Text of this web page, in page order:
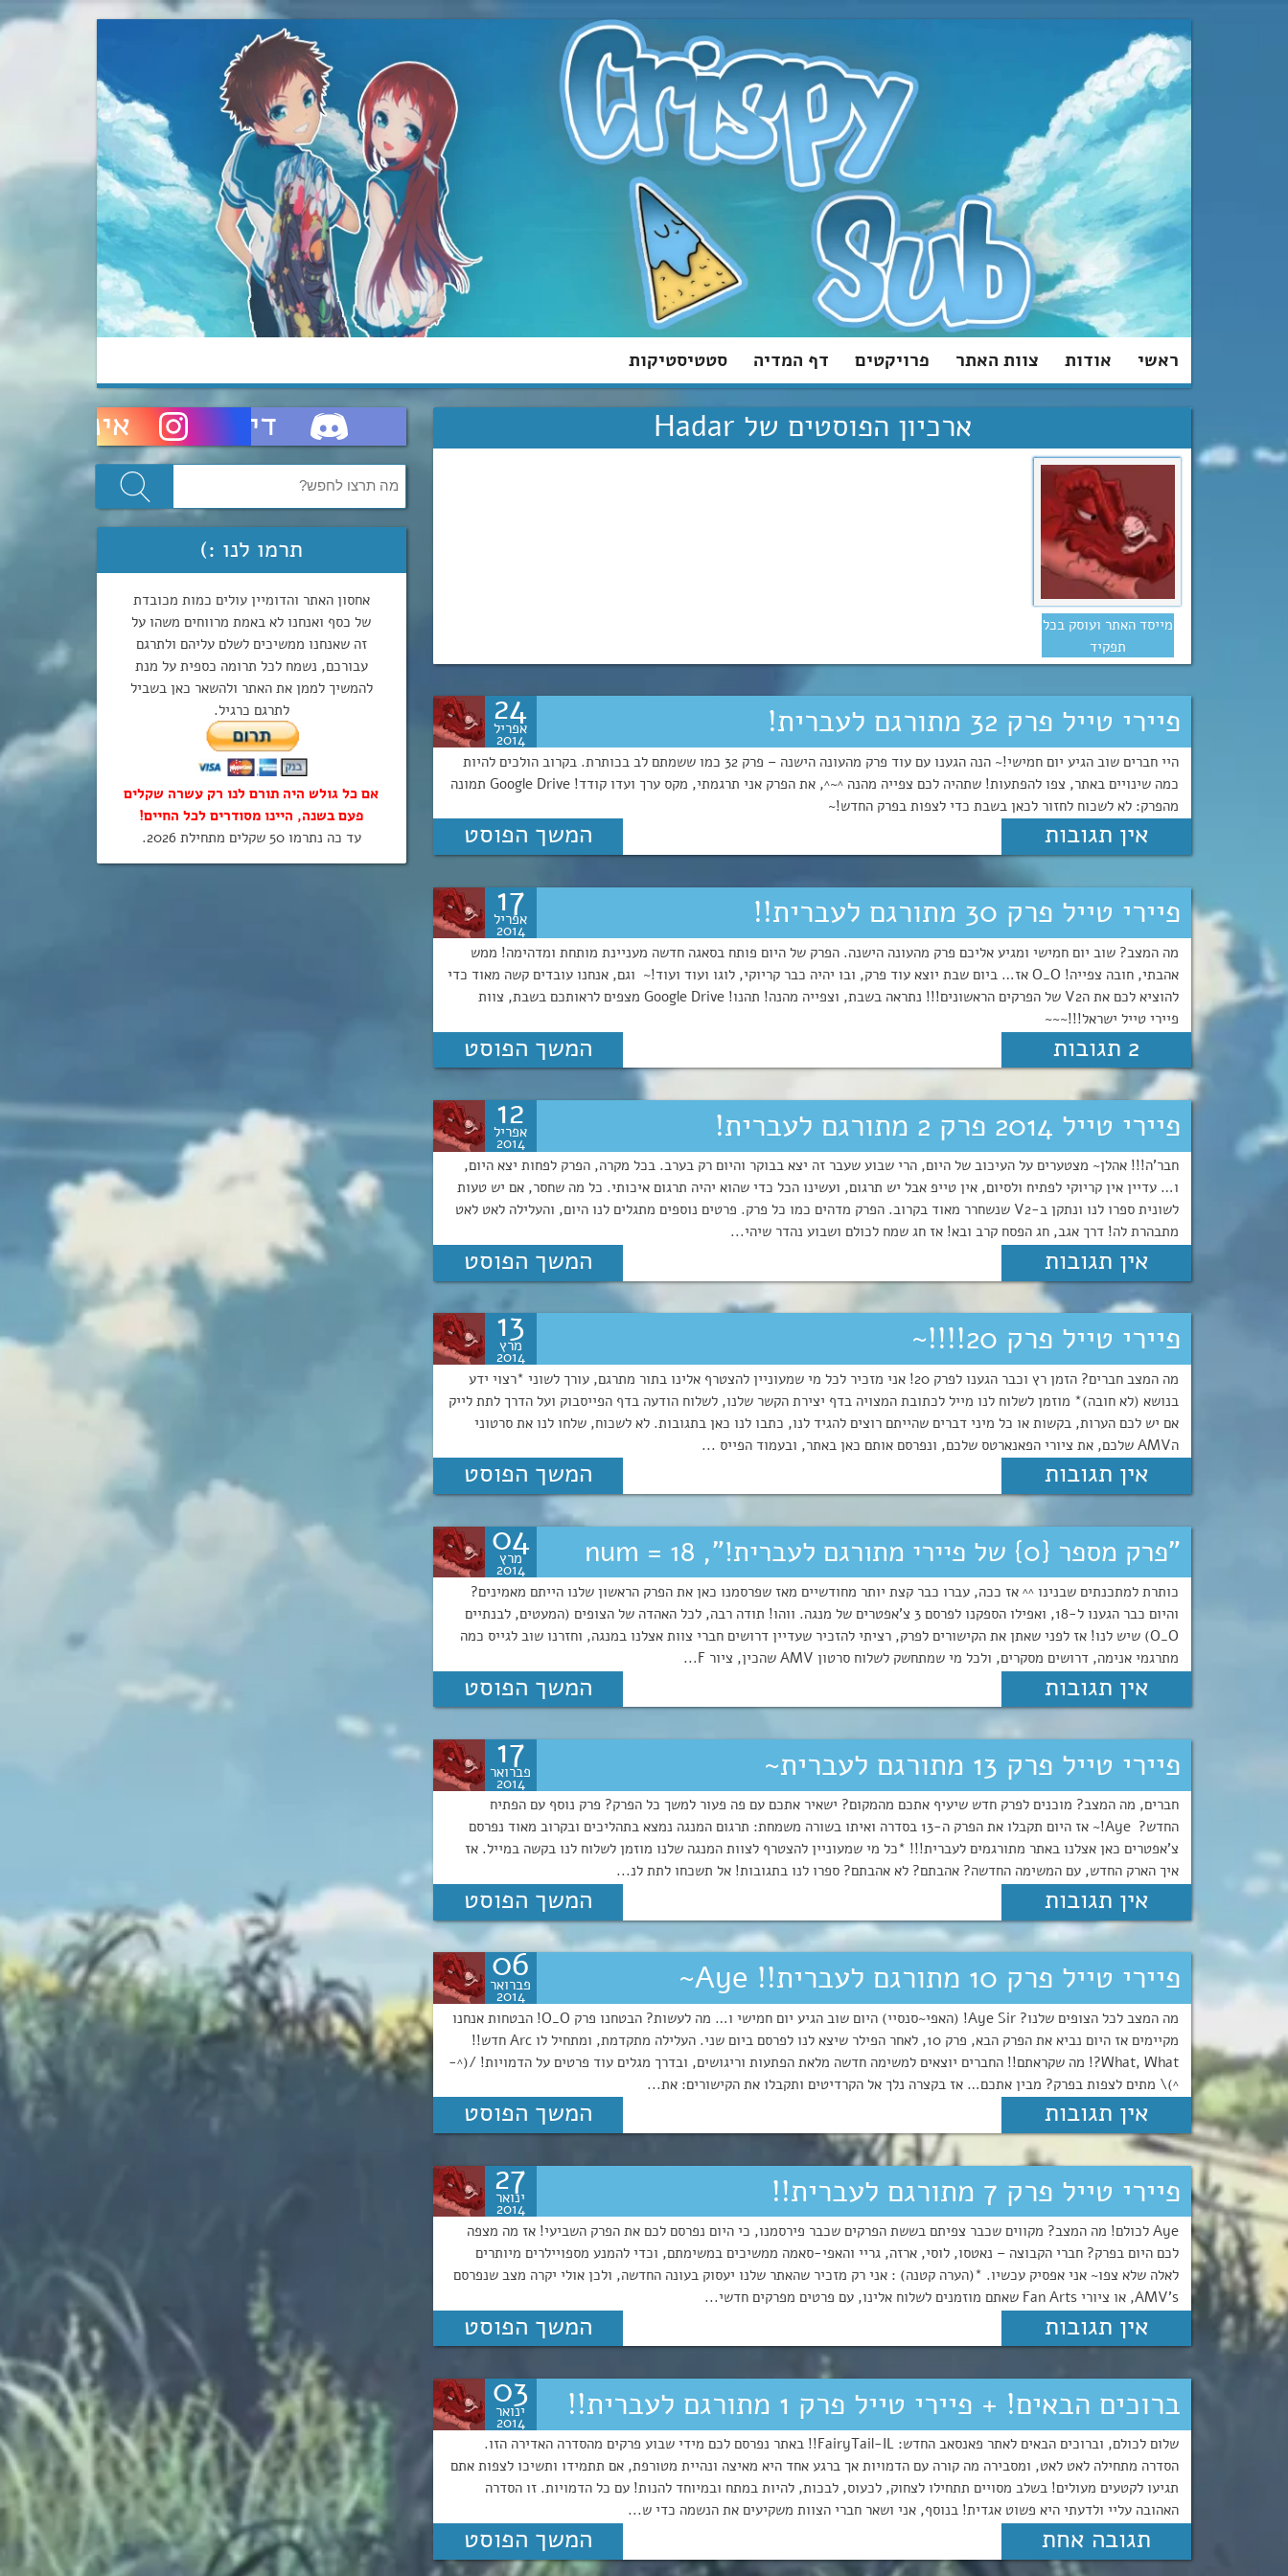
ראשי אודות צוות האתר פרויקטים דף המדיה סטטיסטיקות
ארכיון הפוסטים של Hadar
מייסד האתר ועוסק בכל
תפקיד
פיירי טייל פרק 32 מתורגם לעברית! 24
אפריל
2014
היי חברים שוב הגיע יום חמישי!~ הנה הגענו עם עוד פרק מהעונה הישנה – פרק 32 כמו ששמתם לב בכותרת. בקרוב הולכים להיות
כמה שינויים באתר, צפו להפתעות! שתהיה לכם צפייה מהנה ^~^, את הפרק אני תרגמתי, מקס ערך ועדו קודד! Google Drive תמונה
מהפרק: לא לשכוח לחזור לכאן בשבת כדי לצפות בפרק החדש!~
אין תגובות המשך הפוסט
פיירי טייל פרק 30 מתורגם לעברית!! 17
אפריל
2014
מה המצב? שוב יום חמישי ומגיע אליכם פרק מהעונה הישנה. הפרק של היום פותח בסאגה חדשה מעניינת מותחת ומדהימה! ממש
אהבתי, חובה צפייה! O_O אז… ביום שבת יוצא עוד פרק, ובו יהיה כבר קריוקי, לוגו ועוד ועוד!~ וגם, אנחנו עובדים קשה מאוד כדי
להוציא לכם את הV2 של הפרקים הראשונים!!! נתראה בשבת, וצפייה מהנה! תהנו! Google Drive מצפים לראותכם בשבת, צוות
פיירי טייל ישראל!!!~~~
2 תגובות המשך הפוסט
פיירי טייל 2014 פרק 2 מתורגם לעברית! 12
אפריל
2014
חבר'ה!!! אהלן~ מצטערים על העיכוב של היום, הרי שבוע שעבר זה יצא בבוקר והיום רק בערב. בכל מקרה, הפרק לפחות יצא היום,
ו… עדיין אין קריוקי לפתיח ולסיום, אין טייפ אבל יש תרגום, ועשינו הכל כדי שהוא יהיה תרגום איכותי. כל מה שחסר, אם יש טעות
לשונית ספרו לנו ונתקן ב-V2 שנשחרר מאוד בקרוב. הפרק מדהים כמו כל פרק. פרטים נוספים מתגלים לנו היום, והעלילה לאט לאט
מתבהרת לה! דרך אגב, חג הפסח קרב ובא! אז חג שמח לכולם ושבוע נהדר שיהי...
אין תגובות המשך הפוסט
פיירי טייל פרק 20!!!!~ 13
מרץ
2014
מה המצב חברים? הזמן רץ וכבר הגענו לפרק 20! אני מזכיר לכל מי שמעוניין להצטרף אלינו בתור מתרגם, עורך לשוני *רצוי ידע
בנושא (לא חובה)* מוזמן לשלוח לנו מייל לכתובת המצויה בדף יצירת הקשר שלנו, לשלוח הודעה בדף הפייסבוק ועל הדרך לתת לייק
אם יש לכם הערות, בקשות או כל מיני דברים שהייתם רוצים להגיד לנו, כתבו לנו כאן בתגובות. לא לשכוח, שלחו לנו את סרטוני
הAMV שלכם, את ציורי הפאנארטס שלכם, ונפרסם אותם כאן באתר, ובעמוד הפייס ...
אין תגובות המשך הפוסט
"פרק מספר {0} של פיירי מתורגם לעברית!", num = 18 04
מרץ
2014
כותרת למתכנתים שבנינו ^^ אז ככה, עברו כבר קצת יותר מחודשיים מאז שפרסמנו כאן את הפרק הראשון שלנו הייתם מאמינים?
והיום כבר הגענו ל-18, ואפילו הספקנו לפרסם 3 צ'אפטרים של מנגה. ווהו! תודה רבה, לכל האהדה של הצופים (המעטים, לבנתיים
O_O) שיש לנו! אז לפני שאתן את הקישורים לפרק, רציתי להזכיר שעדיין דרושים חברי צוות אצלנו במנגה, וחזרנו שוב לגייס כמה
מתרגמי אנימה, דרושים מסקרים, ולכל מי שמתחשק לשלוח סרטון AMV שהכין, ציור F...
אין תגובות המשך הפוסט
פיירי טייל פרק 13 מתורגם לעברית~ 17
פברואר
2014
חברים, מה המצב? מוכנים לפרק חדש שיעיף אתכם מהמקום? ישאיר אתכם עם פה פעור למשך כל הפרק? פרק נוסף עם הפתיח
החדש? Aye!~ אז היום תקבלו את הפרק ה-13 בסדרה ואיתו בשורה משמחת: תרגום המנגה נמצא בתהליכים ובקרוב מאוד נפרסם
צ'אפטרים כאן אצלנו באתר מתורגמים לעברית!!! *כל מי שמעוניין להצטרף לצוות המנגה שלנו מוזמן לשלוח לנו בקשה במייל. אז
איך הארק החדש, עם המשימה החדשה? אהבתם? לא אהבתם? ספרו לנו בתגובות! אל תשכחו לתת לנ...
אין תגובות המשך הפוסט
פיירי טייל פרק 10 מתורגם לעברית!! Aye~ 06
פברואר
2014
מה המצב לכל הצופים שלנו? Aye Sir! (האפי~סנסיי) היום שוב הגיע יום חמישי ו… מה לעשות? הבטחנו פרק O_O! הבטחות אנחנו
מקיימים אז היום נביא את הפרק הבא, פרק 10, לאחר הפילר שיצא לנו לפרסם ביום שני. העלילה מתקדמת, ומתחיל לו Arc חדש!!
What, What?! מה שקראתם!! החברים יוצאים למשימה חדשה מלאת הפתעות וריגושים, ובדרך מגלים עוד פרטים על הדמויות! /(^-
^)\ מתים לצפות בפרק? מבין אתכם… אז בקצרה נלך אל הקרדיטים ותקבלו את הקישורים: את...
אין תגובות המשך הפוסט
פיירי טייל פרק 7 מתורגם לעברית!! 27
ינואר
2014
Aye לכולם! מה המצב? מקווים שכבר צפיתם בששת הפרקים שכבר פירסמנו, כי היום נפרסם לכם את הפרק השביעי! אז מה מצפה
לכם היום בפרק? חברי הקבוצה – נאטסו, לוסי, ארזה, גריי והאפי-סאמה ממשיכים במשימתם, וכדי להמנע מספויילרים מיותרים
לאלה שלא צפו~ אני אפסיק עכשיו. *(הערה קטנה) : אני רק מזכיר שהאתר שלנו יעסוק בעונה החדשה, ולכן אולי יקרה מצב שנפרסם
AMV's, או ציורי Fan Arts שאתם מוזמנים לשלוח אלינו, עם פרטים מפרקים חדשי...
אין תגובות המשך הפוסט
ברוכים הבאים! + פיירי טייל פרק 1 מתורגם לעברית!! 03
ינואר
2014
שלום לכולם, וברוכים הבאים לאתר פאנסאב החדש: FairyTail-IL!! באתר נפרסם לכם מידי שבוע פרקים מהסדרה האדירה הזו.
הסדרה מתחילה לאט לאט, ומסבירה מה קורה עם הדמויות אך ברגע אחד היא מאיצה ונהיית מטורפת, אם תתמידו ותשיכו לצפות אתם
תגיעו לקטעים מעולים! בשלב מסויים תתחילו לצחוק, לכעוס, לבכות, להיות במתח ובמיוחד להנות! עם כל הדמויות. זו הסדרה
האהובה עליי ולדעתי היא פשוט אגדית! בנוסף, אני ושאר חברי הצוות משקיעים את הנשמה כדי ש...
תגובה אחת המשך הפוסט
תרמו לנו :)
אחסון האתר והדומיין עולים כמות מכובדת
של כסף ואנחנו לא באמת מרווחים משהו על
זה שאנחנו ממשיכים לשלם עליהם ולתרגם
עבורכם, נשמח לכל תרומה כספית על מנת
להמשיך לממן את האתר ולהשאר כאן בשביל
לתרגם כרגיל.
אם כל גולש היה תורם לנו רק עשרה שקלים
פעם בשנה, היינו מסודרים לכל החיים!
עד כה נתרמו 50 שקלים מתחילת 2026.